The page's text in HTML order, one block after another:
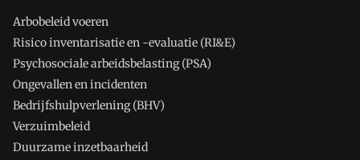
Arbobeleid voeren
Risico inventarisatie en -evaluatie (RI&E)
Psychosociale arbeidsbelasting (PSA)
Ongevallen en incidenten
Bedrijfshulpverlening (BHV)
Verzuimbeleid
Duurzame inzetbaarheid